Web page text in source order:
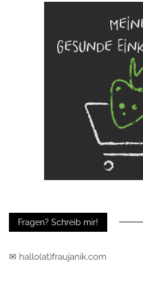
Fragen? Schreib mir!
✉ hallo(at)fraujanik.com